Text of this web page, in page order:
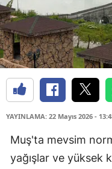
YAYINLAMA: 22 Mayıs 2026 -
Muş'ta mevsim
yağışlar ve yüksek